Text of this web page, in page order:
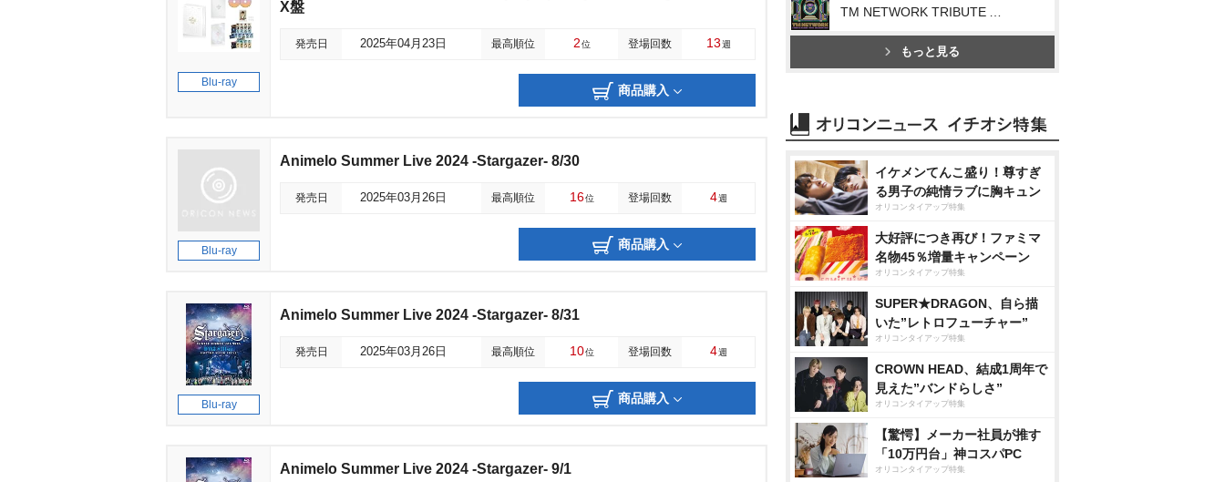
Blu-ray
X盤
発売日 2025年04月23日 最高順位 2位 登場回数 13週
商品購入
Blu-ray
Animelo Summer Live 2024 -Stargazer- 8/30
発売日 2025年03月26日 最高順位 16位 登場回数 4週
商品購入
Blu-ray
Animelo Summer Live 2024 -Stargazer- 8/31
発売日 2025年03月26日 最高順位 10位 登場回数 4週
商品購入
Animelo Summer Live 2024 -Stargazer- 9/1
もっと見る
イケメンてんこ盛り！尊すぎ
る男子の純情ラブに胸キュン
オリコンタイアップ特集
大好評につき再び！ファミマ
名物45％増量キャンペーン
オリコンタイアップ特集
SUPER★DRAGON、自ら描
いた”レトロフューチャー”
オリコンタイアップ特集
CROWN HEAD、結成1周年で
見えた”バンドらしさ”
オリコンタイアップ特集
【驚愕】メーカー社員が推す
「10万円台」神コスパPC
オリコンタイアップ特集